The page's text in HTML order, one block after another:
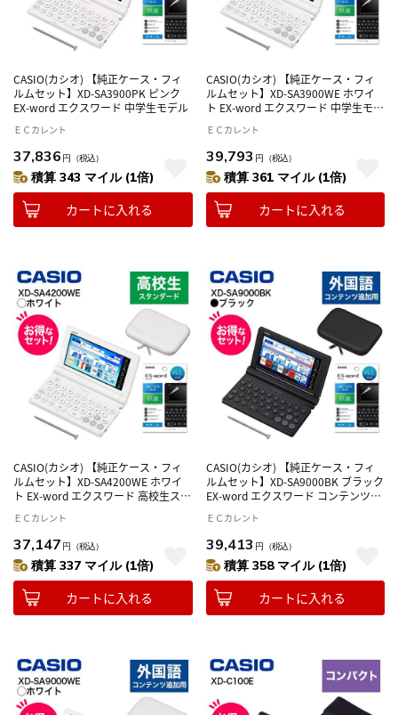
CASIO(カシオ) 【純正ケース・フィ
ルムセット】XD-SA3900PK ピンク
EX-word エクスワード 中学生モデル
ＥＣカレント
37,836 円 （税込）
積算 343 マイル (1倍)
カートに入れる
CASIO(カシオ) 【純正ケース・フィ
ルムセット】XD-SA3900WE ホワイ
ト EX-word エクスワード 中学生モデ
ＥＣカレント
39,793 円 （税込）
積算 361 マイル (1倍)
カートに入れる
CASIO(カシオ) 【純正ケース・フィ
ルムセット】XD-SA4200WE ホワイ
ト EX-word エクスワード 高校生スタ
ＥＣカレント
37,147 円 （税込）
積算 337 マイル (1倍)
カートに入れる
CASIO(カシオ) 【純正ケース・フィ
ルムセット】XD-SA9000BK ブラック
EX-word エクスワード コンテンツ追
ＥＣカレント
39,413 円 （税込）
積算 358 マイル (1倍)
カートに入れる